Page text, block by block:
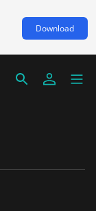
Download